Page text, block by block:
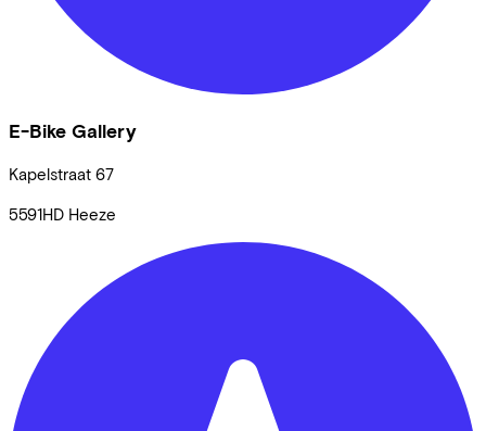
E-Bike Gallery
Kapelstraat 67
5591HD Heeze